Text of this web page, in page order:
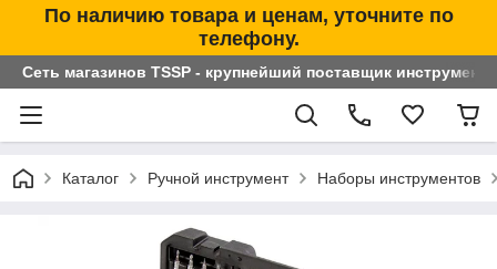
По наличию товара и ценам, уточните по
телефону.
Сеть магазинов TSSP - крупнейший поставщик
Каталог Ручной инструмент Наборы инструментов